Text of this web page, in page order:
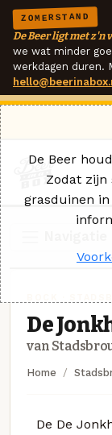
ZOMERSTAND
De Beer ligt met z'n
we wat minder
werkdagen duren.
De
van
Home
De De
De Beer
Zodat
grasduinen